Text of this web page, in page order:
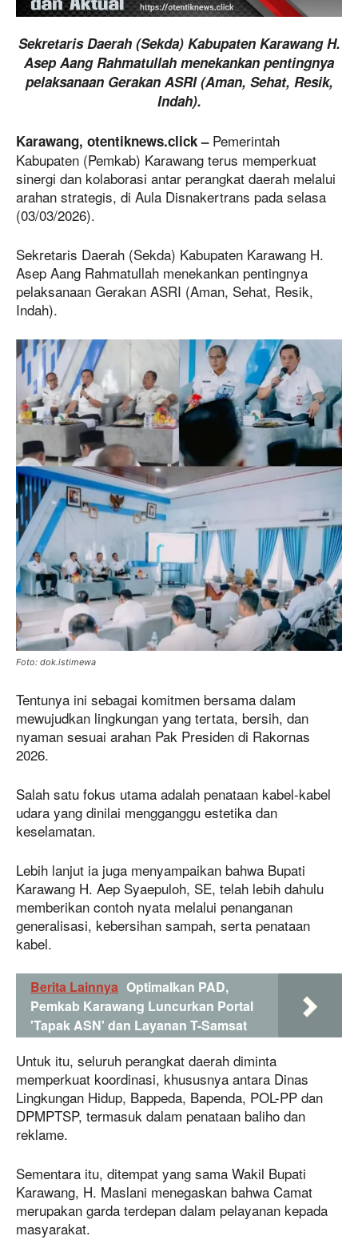
Sekretaris Daerah (Sekda) Kabupaten Karawang H.
Asep Aang Rahmatullah menekankan pentingnya
pelaksanaan Gerakan ASRI (Aman, Sehat, Resik,
Indah).
Karawang, otentiknews.click –Pemerintah
Kabupaten (Pemkab) Karawang terus memperkuat
sinergi dan kolaborasi antar perangkat daerah melalui
arahan strategis, di Aula Disnakertrans pada selasa
(03/03/2026).
Sekretaris Daerah (Sekda) Kabupaten Karawang H.
Asep Aang Rahmatullah menekankan pentingnya
pelaksanaan Gerakan ASRI (Aman, Sehat, Resik,
Indah).
Foto: dok.istimewa
Tentunya ini sebagai komitmen bersama dalam
mewujudkan lingkungan yang tertata, bersih, dan
nyaman sesuai arahan Pak Presiden di Rakornas
2026.
Salah satu fokus utama adalah penataan kabel-kabel
udara yang dinilai mengganggu estetika dan
keselamatan.
Lebih lanjut ia juga menyampaikan bahwa Bupati
Karawang H. Aep Syaepuloh, SE, telah lebih dahulu
memberikan contoh nyata melalui penanganan
generalisasi, kebersihan sampah, serta penataan
kabel.
Berita Lainnya Optimalkan PAD,
Pemkab Karawang Luncurkan Portal
'Tapak ASN' dan Layanan T-Samsat
Untuk itu, seluruh perangkat daerah diminta
memperkuat koordinasi, khususnya antara Dinas
Lingkungan Hidup, Bappeda, Bapenda, POL-PP dan
DPMPTSP, termasuk dalam penataan baliho dan
reklame.
Sementara itu, ditempat yang sama Wakil Bupati
Karawang, H. Maslani menegaskan bahwa Camat
merupakan garda terdepan dalam pelayanan kepada
masyarakat.